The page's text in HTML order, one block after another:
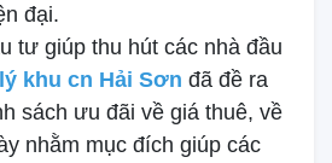
đại.
tư giúp thu hút các nhà đầu
khu cn Hải Sơn đã đề ra
sách ưu đãi về giá thuê, về
nhằm mục đích giúp các